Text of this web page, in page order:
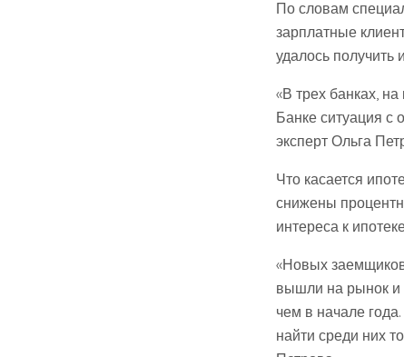
По словам
зарплатные
удалось получить
«В трех банках,
Банке ситуация с
эксперт Ольга
Что касается
снижены
интереса к
«Новых
вышли на рынок и
чем в начале
найти среди них